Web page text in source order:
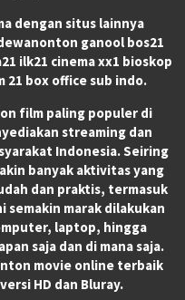
dengan situs lainnya
ganool bos21
ilk21 cinema xx1 bioskop
21 box office sub indo.
film paling populer di
streaming dan
Indonesia. Seiring
banyak aktivitas yang
dan praktis, termasuk
marak dilakukan
laptop, hingga
saja dan di mana saja.
movie online terbaik
HD dan Bluray.